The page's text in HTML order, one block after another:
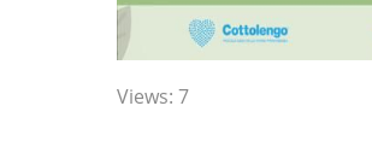
Views: 7